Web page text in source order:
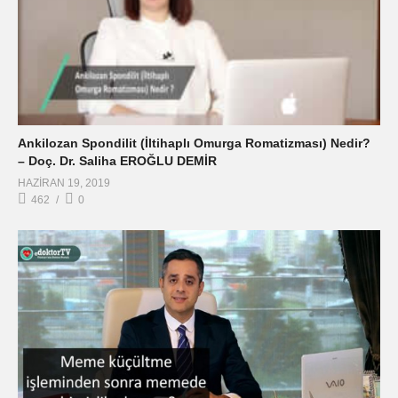
Ankilozan Spondilit (İltihaplı Omurga Romatizması) Nedir?
– Doç. Dr. Saliha EROĞLU DEMİR
HAZIRAN 19, 2019
462
0